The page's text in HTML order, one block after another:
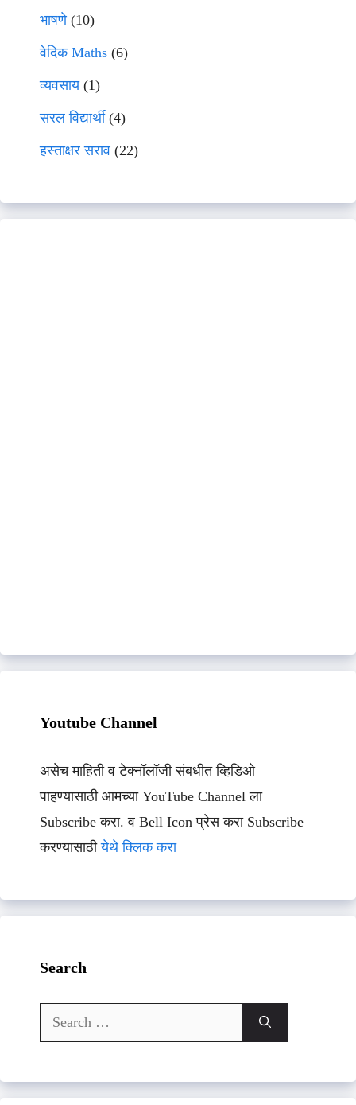
भाषणे(10)
वेदिक Maths (6)
व्यवसाय(1)
सरल विद्यार्थी(4)
हस्ताक्षर सराव (22)
Youtube Channel
असेच माहिती व टेक्नॉलॉजी संबधीत व्हिडिओ
पाहण्यासाठी आमच्या YouTube Channel ला
Subscribe करा. व Bell Icon प्रेस करा Subscribe
करण्यासाठीयेथे क्लिक करा
Search
Search
for: